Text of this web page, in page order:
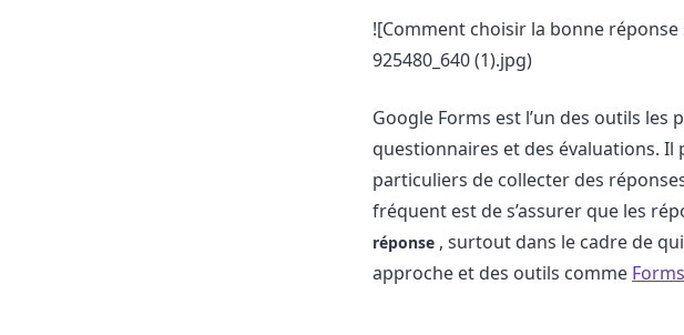
![Comment choisir la bonne
925480_640 (1).jpg)
Google Forms est l’un des outils
questionnaires et des évaluations.
particuliers de collecter des
fréquent est de s’assurer que les
réponse , surtout dans le cadre de
approche et des outils comme